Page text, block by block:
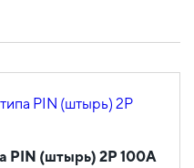
PIN (штырь) 2Р 100А